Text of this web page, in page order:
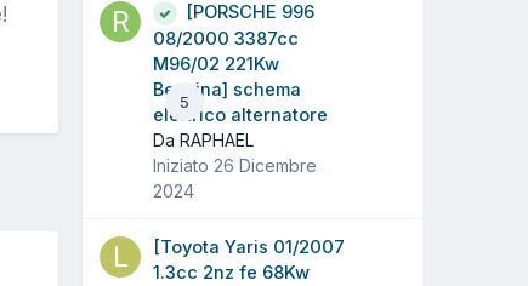
5
[PORSCHE 996
08/2000 3387cc
M96/02 221Kw
Benzina] schema
elettrico alternatore
Da RAPHAEL
Iniziato 26 Dicembre
2024
[Toyota Yaris 01/2007
1.3cc 2nz fe 68Kw